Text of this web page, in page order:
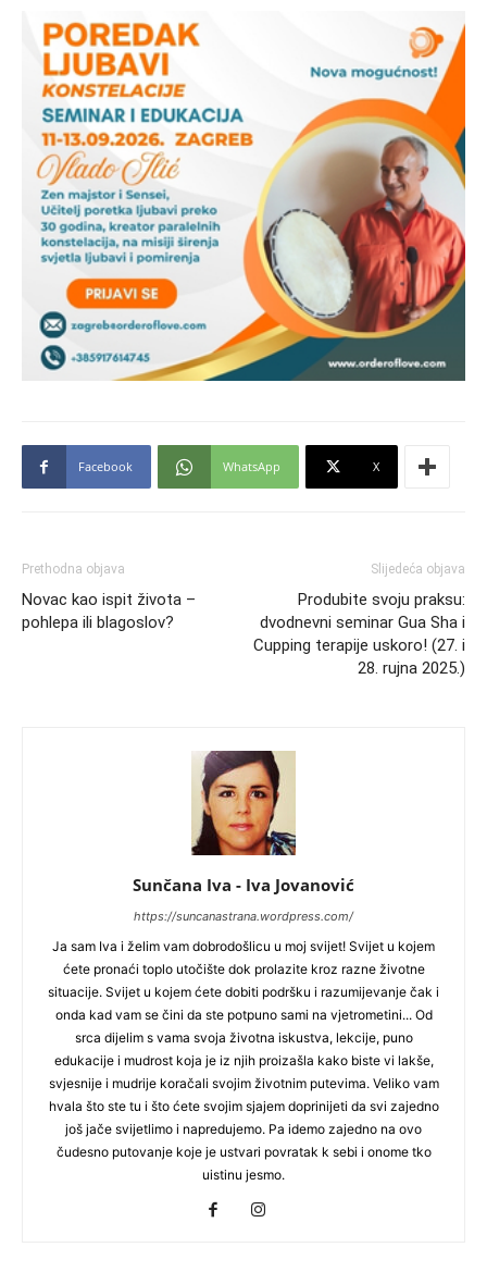
Facebook WhatsApp X
Prethodna objava
Novac kao ispit života –
pohlepa ili blagoslov?
Slijedeća objava
Produbite svoju praksu:
dvodnevni seminar Gua Sha i
Cupping terapije uskoro! (27. i
28. rujna 2025.)
Sunčana Iva - Iva Jovanović
https://suncanastrana.wordpress.com/
Ja sam Iva i želim vam dobrodošlicu u moj svijet! Svijet u kojem
ćete pronaći toplo utočište dok prolazite kroz razne životne
situacije. Svijet u kojem ćete dobiti podršku i razumijevanje čak i
onda kad vam se čini da ste potpuno sami na vjetrometini... Od
srca dijelim s vama svoja životna iskustva, lekcije, puno
edukacije i mudrost koja je iz njih proizašla kako biste vi lakše,
svjesnije i mudrije koračali svojim životnim putevima. Veliko vam
hvala što ste tu i što ćete svojim sjajem doprinijeti da svi zajedno
još jače svijetlimo i napredujemo. Pa idemo zajedno na ovo
čudesno putovanje koje je ustvari povratak k sebi i onome tko
uistinu jesmo.